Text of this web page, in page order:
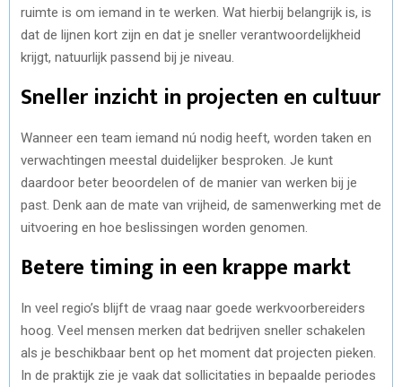
ruimte is om iemand in te werken. Wat hierbij belangrijk is, is
dat de lijnen kort zijn en dat je sneller verantwoordelijkheid
krijgt, natuurlijk passend bij je niveau.
Sneller inzicht in projecten en cultuur
Wanneer een team iemand nú nodig heeft, worden taken en
verwachtingen meestal duidelijker besproken. Je kunt
daardoor beter beoordelen of de manier van werken bij je
past. Denk aan de mate van vrijheid, de samenwerking met de
uitvoering en hoe beslissingen worden genomen.
Betere timing in een krappe markt
In veel regio’s blijft de vraag naar goede werkvoorbereiders
hoog. Veel mensen merken dat bedrijven sneller schakelen
als je beschikbaar bent op het moment dat projecten pieken.
In de praktijk zie je vaak dat sollicitaties in bepaalde periodes